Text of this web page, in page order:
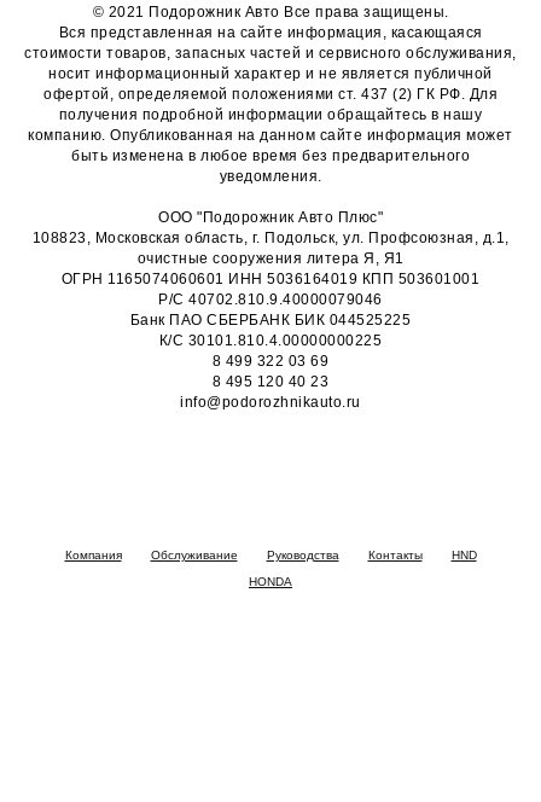
© 2021 Подорожник Авто Все права защищены.
Вся представленная на сайте информация, касающаяся
стоимости товаров, запасных частей и сервисного обслуживания,
носит информационный характер и не является публичной
офертой, определяемой положениями ст. 437 (2) ГК РФ. Для
получения подробной информации обращайтесь в нашу
компанию. Опубликованная на данном сайте информация может
быть изменена в любое время без предварительного
уведомления.
ООО "Подорожник Авто Плюс"
108823, Московская область, г. Подольск, ул. Профсоюзная, д.1,
очистные сооружения литера Я, Я1
ОГРН 1165074060601 ИНН 5036164019 КПП 503601001
Р/С 40702.810.9.40000079046
Банк ПАО СБЕРБАНК БИК 044525225
К/С 30101.810.4.00000000225
8 499 322 03 69
8 495 120 40 23
info@podorozhnikauto.ru
Компания Обслуживание Руководства Контакты
HND
HONDA